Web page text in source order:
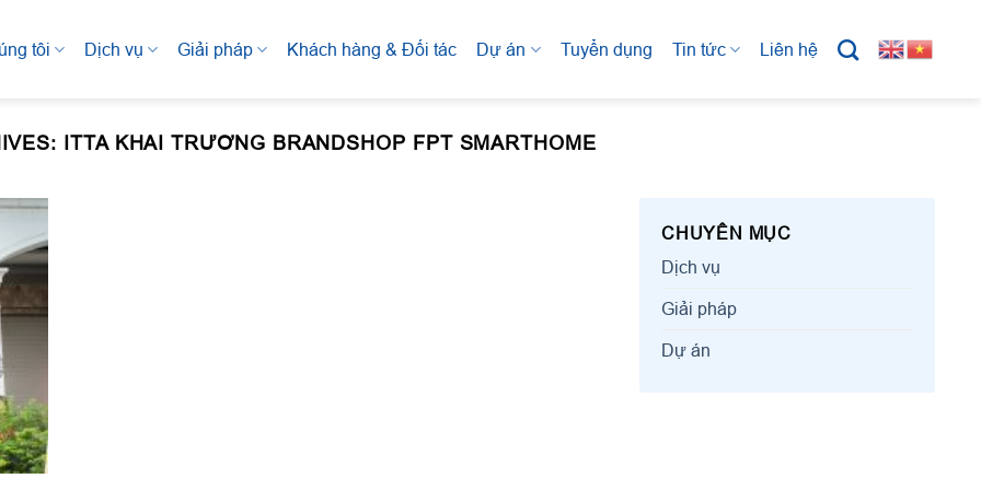
tôi Dịch vụ Giải pháp Khách hàng & Đối tác Dự án Tuyển dụng Tin tức Liên hệ
ITTA KHAI TRƯƠNG BRANDSHOP FPT SMARTHOME
CHUYÊN MỤC
Dịch vụ
Giải pháp
Dự án